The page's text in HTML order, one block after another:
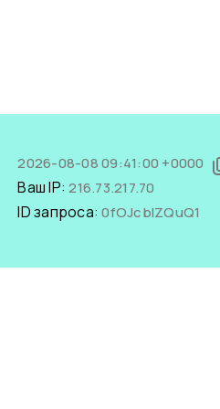
2026-08-08 09:41:00 +0000
Ваш IP:216.73.217.70
ID запроса:0fOJcblZQuQ1